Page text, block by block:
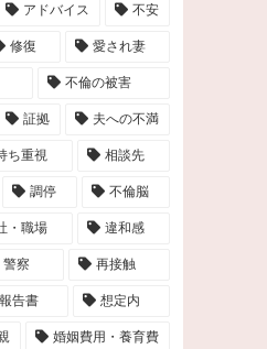
アドバイス 不安
修復 愛され妻
不倫の被害
証拠 夫への不満
ち重視 相談先
調停 不倫脳
・職場 違和感
警察 再接触
告書 想定内
婚姻費用・養育費